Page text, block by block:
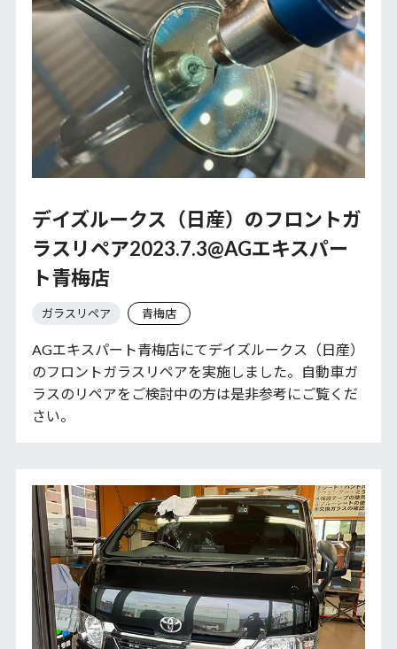
デイズルークス（日産）のフロントガ
ラスリペア2023.7.3@AGエキスパー
ト青梅店
ガラスリペア 青梅店
AGエキスパート青梅店にてデイズルークス（日産）
のフロントガラスリペアを実施しました。自動車ガ
ラスのリペアをご検討中の方は是非参考にご覧くだ
さい。